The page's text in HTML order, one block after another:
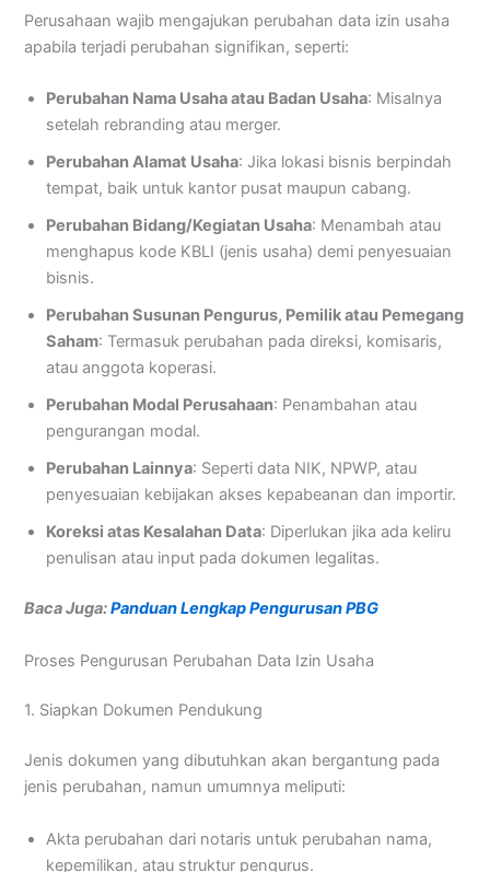
Perusahaan wajib mengajukan perubahan data izin usaha
apabila terjadi perubahan signifikan, seperti:
Perubahan Nama Usaha atau Badan Usaha: Misalnya
setelah rebranding atau merger.
Perubahan Alamat Usaha: Jika lokasi bisnis berpindah
tempat, baik untuk kantor pusat maupun cabang.
Perubahan Bidang/Kegiatan Usaha: Menambah atau
menghapus kode KBLI (jenis usaha) demi penyesuaian
bisnis.
Perubahan Susunan Pengurus, Pemilik atau Pemegang
Saham: Termasuk perubahan pada direksi, komisaris,
atau anggota koperasi.
Perubahan Modal Perusahaan: Penambahan atau
pengurangan modal.
Perubahan Lainnya: Seperti data NIK, NPWP, atau
penyesuaian kebijakan akses kepabeanan dan importir.
Koreksi atas Kesalahan Data: Diperlukan jika ada keliru
penulisan atau input pada dokumen legalitas.
Baca Juga:Panduan Lengkap Pengurusan PBG
Proses Pengurusan Perubahan Data Izin Usaha
1. Siapkan Dokumen Pendukung
Jenis dokumen yang dibutuhkan akan bergantung pada
jenis perubahan, namun umumnya meliputi:
Akta perubahan dari notaris untuk perubahan nama,
kepemilikan, atau struktur pengurus.